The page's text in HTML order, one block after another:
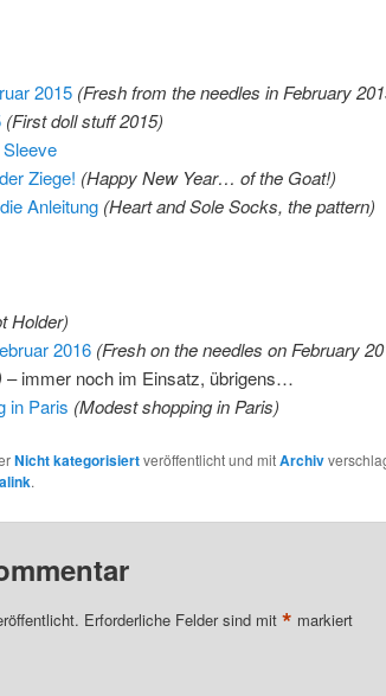
2015 (Fresh from the needles in February
(First doll stuff 2015)
Ziege! (Happy New Year… of the Goat!)
Anleitung (Heart and Sole Socks, the pattern)
Holder)
2016 (Fresh on the needles on February
– immer noch im Einsatz, übrigens…
in Paris (Modest shopping in Paris)
Nicht kategorisiertveröffentlicht und mitArchiv
.
Erforderliche Felder sind mit * markiert